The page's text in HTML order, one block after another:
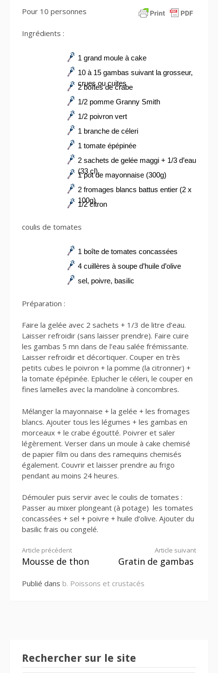
Pour 10 personnes
Ingrédients :
1 grand moule à cake
10 à 15 gambas suivant la grosseur,
crues ou cuites
2 boîtes de crabe
1/2 pomme Granny Smith
1/2 poivron vert
1 branche de céleri
1 tomate épépinée
2 sachets de gelée maggi + 1/3 d’eau
(33 cl)
1 pot de mayonnaise (300g)
2 fromages blancs battus entier (2 x
100g)
1/2 citron
coulis de tomates
1 boîte de tomates concassées
4 cuillères à soupe d’huile d’olive
sel, poivre, basilic
Préparation :
Faire la gelée avec 2 sachets + 1/3 de litre d’eau.
Laisser refroidir (sans laisser prendre). Faire cuire
les gambas 5 mn dans de l’eau salée frémissante.
Laisser refroidir et décortiquer. Couper en très
petits cubes le poivron + la pomme (la citronner) +
la tomate épépinée. Eplucher le céleri, le couper en
fines lamelles avec la mandoline à concombres.
Mélanger la mayonnaise + la gelée + les fromages
blancs. Ajouter tous les légumes + les gambas en
morceaux + le crabe égoutté. Poivrer et saler
légèrement. Verser dans un moule à cake chemisé
de papier film ou dans des ramequins chemisés
également. Couvrir et laisser prendre au frigo
pendant au moins 24 heures.
Démouler puis servir avec le coulis de tomates :
Passer au mixer plongeant (à potage) les tomates
concassées + sel + poivre + huile d’olive. Ajouter du
basilic frais ou congelé.
Lire
suite
Article précédent
Mousse de thon
Article suivant
Gratin de gambas
Publié dans b. Poissons et crustacés
Rechercher sur le site